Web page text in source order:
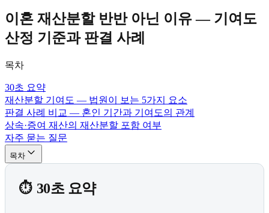
이혼 재산분할 반반 아닌 이유 — 기여도
산정 기준과 판결 사례
목차
30초 요약
재산분할 기여도 — 법원이 보는 5가지 요소
판결 사례 비교 — 혼인 기간과 기여도의 관계
상속·증여 재산의 재산분할 포함 여부
자주 묻는 질문
목차
30초 요약